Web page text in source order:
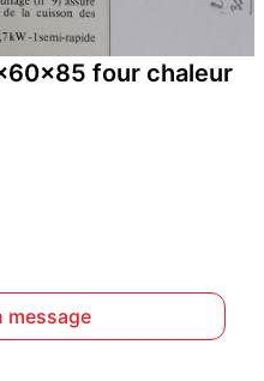
four chaleur
message